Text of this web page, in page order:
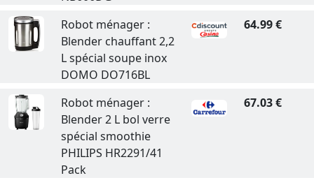
Robot ménager :
Blender chauffant 2,2
L spécial soupe inox
DOMO DO716BL
64.99 €
Robot ménager :
Blender 2 L bol verre
spécial smoothie
PHILIPS HR2291/41
Pack
67.03 €